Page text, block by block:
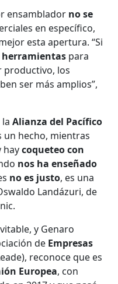
ensamblador no se
en específico,
esta apertura. “Si
herramientas para
productivo, los
ser más amplios”,
laAlianza del Pacífico
un hecho, mientras
haycoqueteo con
nos ha enseñado
no es justo, es una
Landázuri, de
y Genaro
de Empresas
reconoce que es
Europea, con